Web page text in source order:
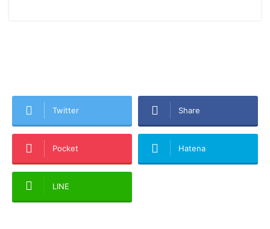
Twitter Share
Pocket Hatena
LINE